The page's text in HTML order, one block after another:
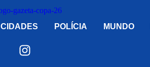
CIDADES POLÍCIA MUNDO